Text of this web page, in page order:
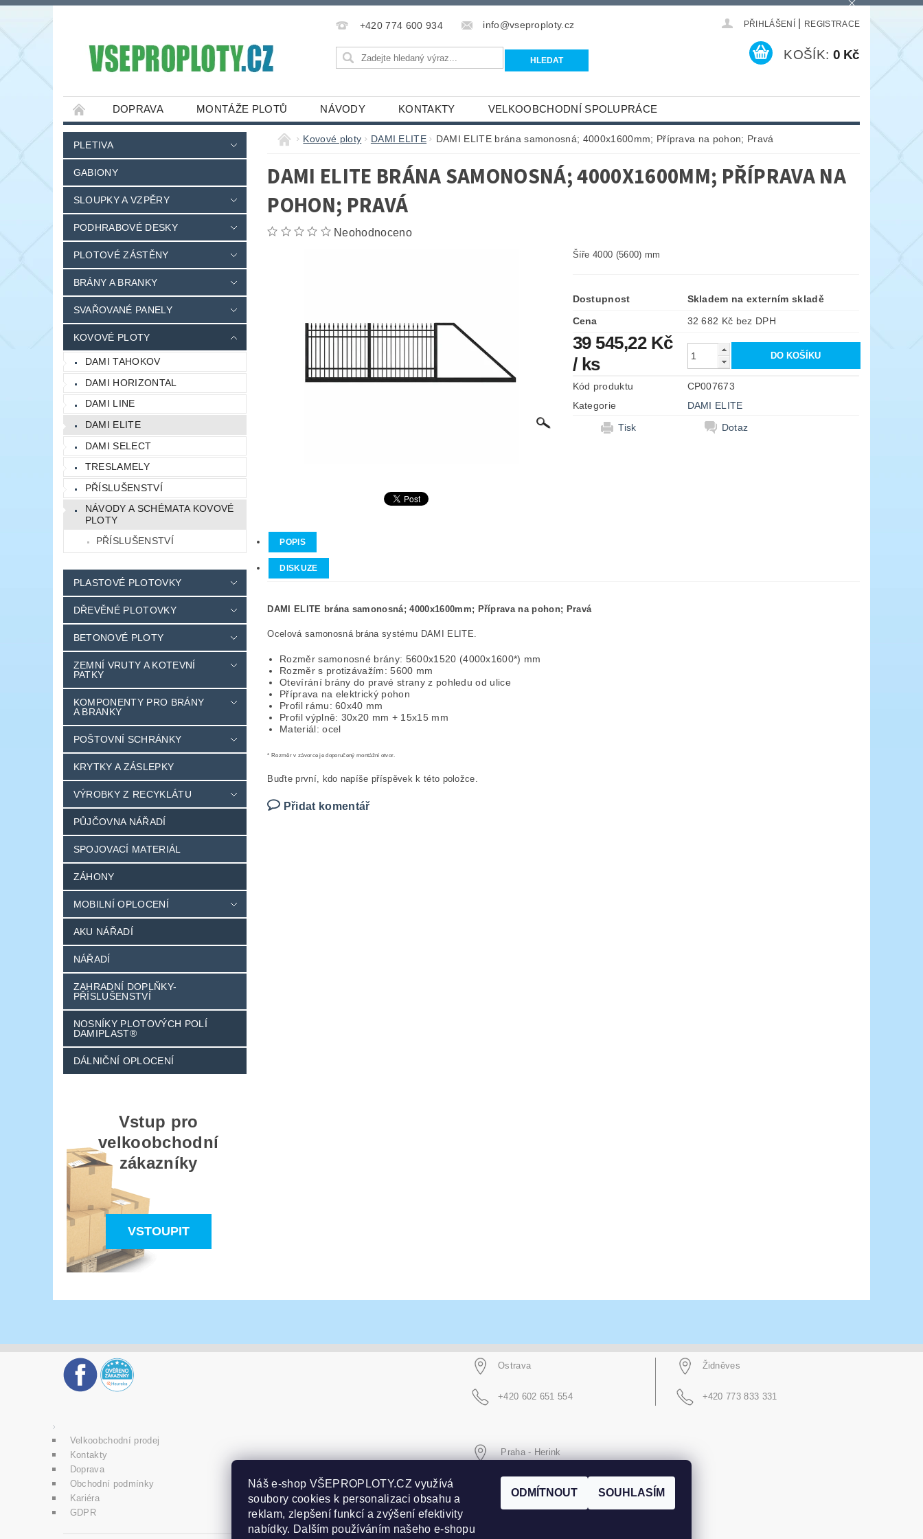
+420 774 600 934 info@vseproploty.cz PŘIHLÁŠENÍ REGISTRACE
KOŠÍK: 0 Kč
DOPRAVA MONTÁŽE PLOTŮ NÁVODY KONTAKTY VELKOOBCHODNÍ SPOLUPRÁCE
PLETIVA
GABIONY
SLOUPKY A VZPĚRY
PODHRABOVÉ DESKY
PLOTOVÉ ZÁSTĚNY
BRÁNY A BRANKY
SVAŘOVANÉ PANELY
KOVOVÉ PLOTY
DAMI TAHOKOV
DAMI HORIZONTAL
DAMI LINE
DAMI ELITE
DAMI SELECT
TRESLAMELY
PŘÍSLUŠENSTVÍ
NÁVODY A SCHÉMATA KOVOVÉ
PLOTY
PŘÍSLUŠENSTVÍ
PLASTOVÉ PLOTOVKY
DŘEVĚNÉ PLOTOVKY
BETONOVÉ PLOTY
ZEMNÍ VRUTY A KOTEVNÍ
PATKY
KOMPONENTY PRO BRÁNY
A BRANKY
POŠTOVNÍ SCHRÁNKY
KRYTKY A ZÁSLEPKY
VÝROBKY Z RECYKLÁTU
PŮJČOVNA NÁŘADÍ
SPOJOVACÍ MATERIÁL
ZÁHONY
MOBILNÍ OPLOCENÍ
AKU NÁŘADÍ
NÁŘADÍ
ZAHRADNÍ DOPLŇKY-
PŘÍSLUŠENSTVÍ
NOSNÍKY PLOTOVÝCH POLÍ
DAMIPLAST®
DÁLNIČNÍ OPLOCENÍ
Vstup pro
velkoobchodní
zákazníky
VSTOUPIT
Kovové ploty DAMI ELITE DAMI ELITE brána samonosná; 4000x1600mm; Příprava na pohon; Pravá
DAMI ELITE BRÁNA SAMONOSNÁ; 4000X1600MM; PŘÍPRAVA NA
POHON; PRAVÁ
Neohodnoceno
Šíře 4000 (5600) mm
Dostupnost
Skladem na externím skladě
Cena
32 682 Kč bez DPH
39 545,22 Kč
/ ks
Kód produktu
CP007673
Kategorie
DAMI ELITE
Tisk
Dotaz
POPIS
DISKUZE
DAMI ELITE brána samonosná; 4000x1600mm; Příprava na pohon; Pravá
Ocelová samonosná brána systému DAMI ELITE.
Rozměr samonosné brány: 5600x1520 (4000x1600*) mm
Rozměr s protizávažím: 5600 mm
Otevírání brány do pravé strany z pohledu od ulice
Příprava na elektrický pohon
Profil rámu: 60x40 mm
Profil výplně: 30x20 mm + 15x15 mm
Materiál: ocel
* Rozměr v závorce je doporučený montážní otvor.
Buďte první, kdo napíše příspěvek k této položce.
Přidat komentář
Ostrava
+420 602 651 554
Židněves
+420 773 833 331
Velkoobchodní prodej
Kontakty
Doprava
Obchodní podmínky
Kariéra
GDPR
Praha - Herink
+420 606 020 266
Náš e-shop VŠEPROPLOTY.CZ využívá
soubory cookies k personalizaci obsahu a
reklam, zlepšení funkcí a zvýšení efektivity
nabídky. Dalším používáním našeho e-shopu
ODMÍTNOUT SOUHLASÍM